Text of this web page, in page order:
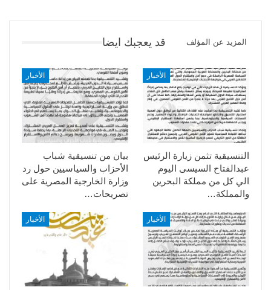
قد يعجبك ايضا المزيد عن المؤلف
الأخبار
بيان من تنسيقية شباب
الأحزاب والسياسيين حول رد
وزارة الخارجية المصرية على
تصريحات…
الأخبار
التنسيقية تثمن زيارة الرئيس
عبدالفتاح السيسى اليوم
الي كل من مملكة البحرين
والمملكة…
الأخبار الأخبار